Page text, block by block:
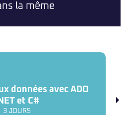
la même
données avec ADO
et C#
3 JOURS